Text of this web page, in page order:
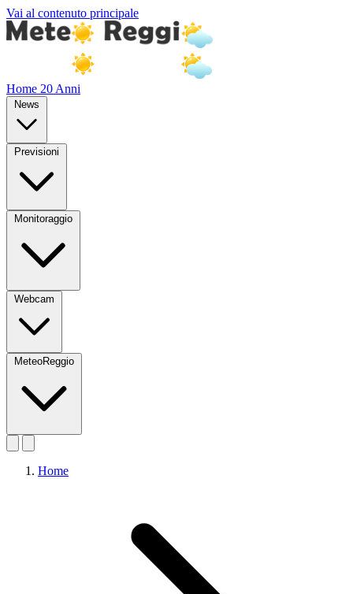
Vai al contenuto principale
Home 20 Anni
News
Previsioni
Monitoraggio
Webcam
MeteoReggio
Home